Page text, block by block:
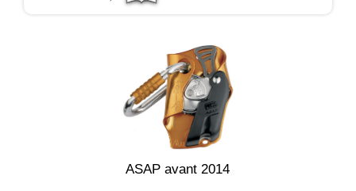
ASAP avant 2014